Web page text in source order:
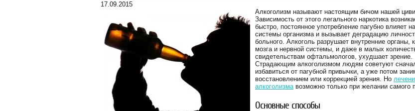
17.09.2015
Алкоголизм называют настоящим бичом нашей
Зависимость от этого легального наркотика
быстро, постоянное употребление пагубно влияет
системы организма и вызывает деградацию
больного. Алкоголь разрушает внутренние органы,
мозга и нервной системы, и даже в малых
свидетельствам офтальмологов, ухудшает зрение.
Страдающим алкоголизмом людям советуют
избавиться от пагубной привычки, а уже потом
восстановлением или коррекцией зрения. Но
алкоголизмавозможно только при желании самого
Основные способы